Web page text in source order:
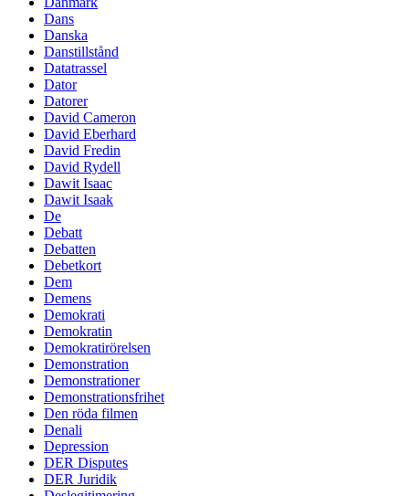
Dans
Danska
Danstillstånd
Datatrassel
Dator
Datorer
David Cameron
David Eberhard
David Fredin
David Rydell
Dawit Isaac
Dawit Isaak
De
Debatt
Debatten
Debetkort
Dem
Demens
Demokrati
Demokratin
Demokratirörelsen
Demonstration
Demonstrationer
Demonstrationsfrihet
Den röda filmen
Denali
Depression
DER Disputes
DER Juridik